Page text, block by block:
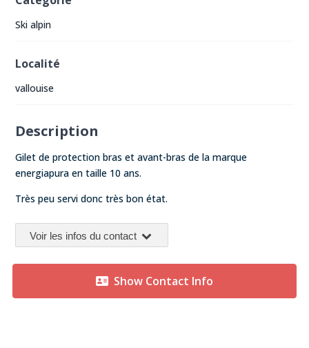
Ski alpin
Localité
vallouise
Description
Gilet de protection bras et avant-bras de la marque
energiapura en taille 10 ans.
Très peu servi donc très bon état.
Voir les infos du contact
Show Contact Info